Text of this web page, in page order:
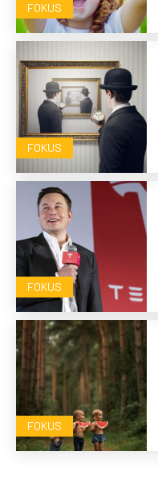
FOKUS
FOKUS
FOKUS
FOKUS